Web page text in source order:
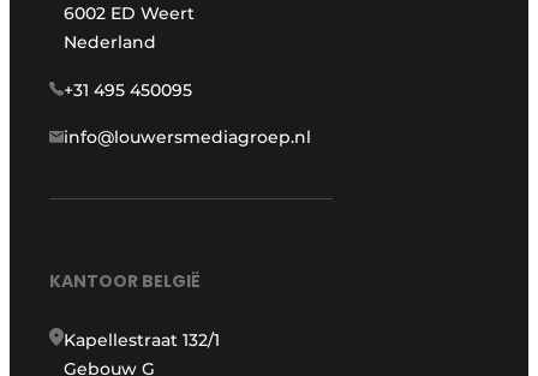
6002 ED Weert
Nederland
+31 495 450095
info@louwersmediagroep.nl
KANTOOR BELGIË
Kapellestraat 132/1
Gebouw G